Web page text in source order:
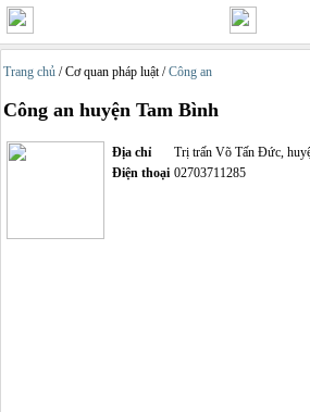
Trang chủ / Cơ quan pháp luật /Công an
Công an huyện Tam Bình
Địa chỉ
Trị trấn Võ Tấn Đức,
Điện thoại 02703711285